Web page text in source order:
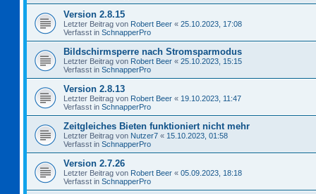
Version 2.8.15
Letzter Beitrag von Robert Beer « 25.10.2023, 17:08
Verfasst in SchnapperPro
Bildschirmsperre nach Stromsparmodus
Letzter Beitrag von Robert Beer « 25.10.2023, 15:15
Verfasst in SchnapperPro
Version 2.8.13
Letzter Beitrag von Robert Beer « 19.10.2023, 11:47
Verfasst in SchnapperPro
Zeitgleiches Bieten funktioniert nicht mehr
Letzter Beitrag von Nutzer7 « 15.10.2023, 01:58
Verfasst in SchnapperPro
Version 2.7.26
Letzter Beitrag von Robert Beer « 05.09.2023, 18:18
Verfasst in SchnapperPro